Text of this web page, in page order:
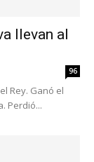
llevan al
96
Rey. Ganó el
Perdió...